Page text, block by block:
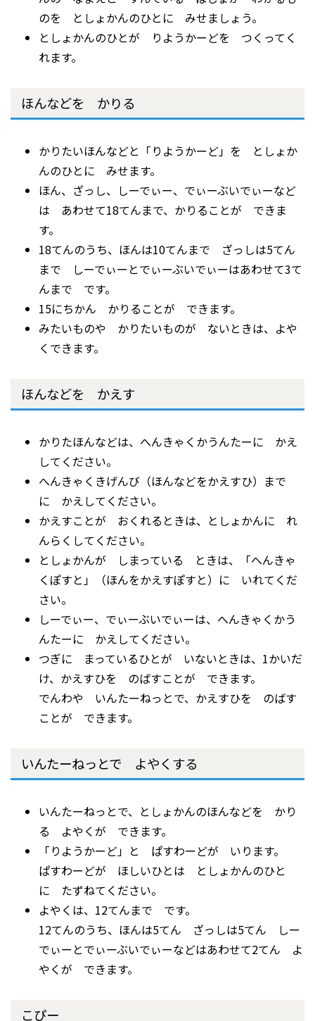
のを としょかんのひとに みせましょう。
としょかんのひとが りようかーどを つくってく
れます。
ほんなどを かりる
かりたいほんなどと「りようかーど」を としょか
んのひとに みせます。
ほん、ざっし、しーでぃー、でぃーぶいでぃーなど
は あわせて18てんまで、かりることが できま
す。
18てんのうち、ほんは10てんまで ざっしは5てん
まで しーでぃーとでぃーぶいでぃーはあわせて3て
んまで です。
15にちかん かりることが できます。
みたいものや かりたいものが ないときは、よや
くできます。
ほんなどを かえす
かりたほんなどは、へんきゃくかうんたーに かえ
してください。
へんきゃくきげんび（ほんなどをかえすひ）まで
に かえしてください。
かえすことが おくれるときは、としょかんに れ
んらくしてください。
としょかんが しまっている ときは、「へんきゃ
くぽすと」（ほんをかえすぽすと）に いれてくだ
さい。
しーでぃー、でぃーぶいでぃーは、へんきゃくかう
んたーに かえしてください。
つぎに まっているひとが いないときは、1かいだ
け、かえすひを のばすことが できます。
でんわや いんたーねっとで、かえすひを のばす
ことが できます。
いんたーねっとで よやくする
いんたーねっとで、としょかんのほんなどを かり
る よやくが できます。
「りようかーど」と ぱすわーどが いります。
ぱすわーどが ほしいひとは としょかんのひと
に たずねてください。
よやくは、12てんまで です。
12てんのうち、ほんは5てん ざっしは5てん しー
でぃーとでぃーぶいでぃーなどはあわせて2てん よ
やくが できます。
こぴー